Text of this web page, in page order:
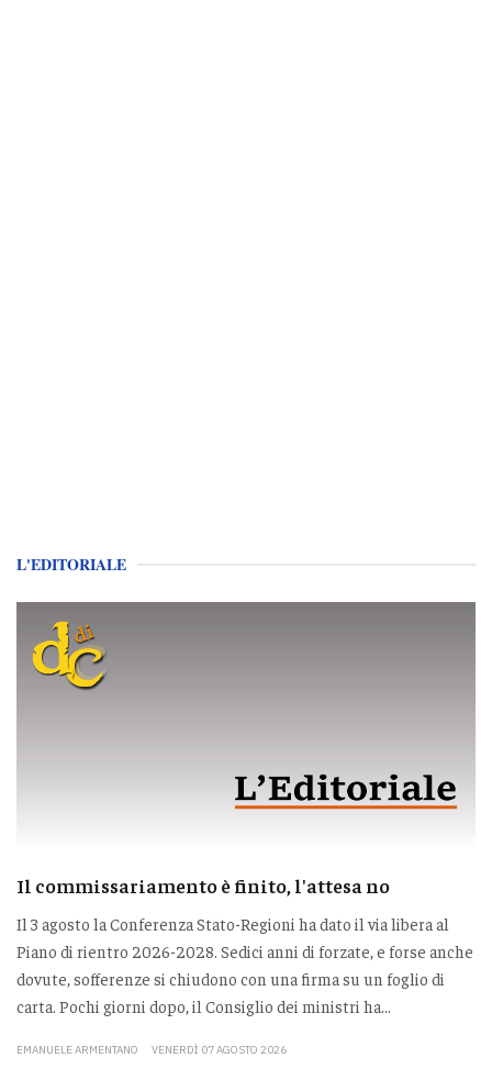
L'EDITORIALE
Il commissariamento è finito, l'attesa no
Il 3 agosto la Conferenza Stato-Regioni ha dato il via libera al
Piano di rientro 2026-2028. Sedici anni di forzate, e forse anche
dovute, sofferenze si chiudono con una firma su un foglio di
carta. Pochi giorni dopo, il Consiglio dei ministri ha...
EMANUELE ARMENTANO VENERDÌ 07 AGOSTO 2026